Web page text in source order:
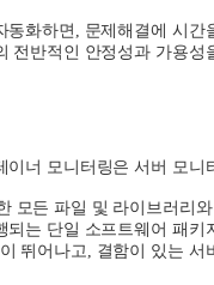
동화하면 문제해결에 시간
전반적인 안정성과 가용성
이너 모니터링은 서버 모
모든 파일 및 라이브러리
는 단일 소프트웨어 패키
뛰어나고
결함이 있는 서